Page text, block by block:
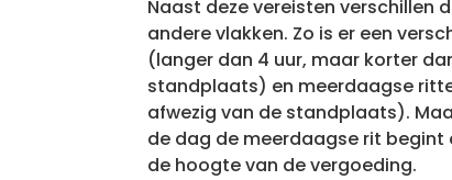
Naast deze vereisten verschillen
andere vlakken. Zo is er een
(langer dan 4 uur, maar korter
standplaats) en meerdaagse
afwezig van de standplaats).
de dag de meerdaagse rit
de hoogte van de vergoeding.